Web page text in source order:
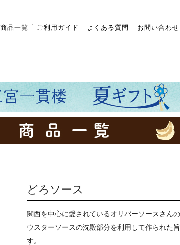
商品一覧 ご利用ガイド よくある質問 お問い合わせ
どろソース
関西を中心に愛されているオリバーソースさんの
ウスターソースの沈殿部分を利用して作られた
す。